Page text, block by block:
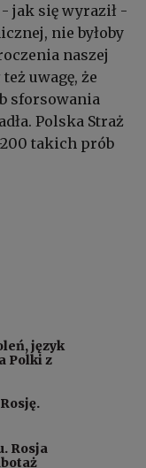
- jak się wyraził -
nie byłoby
naszej
uwagę, że
sforsowania
Polska Straż
200 takich prób
język
Polki z
Rosja